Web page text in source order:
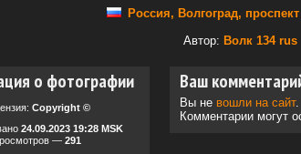
Россия, Волгоград,
Автор: Волк 134 rus
о фотографии
Copyright ©
24.09.2023 19:28 MSK
— 291
Ваш
Вы не вошли на сайт.
Комментарии могут